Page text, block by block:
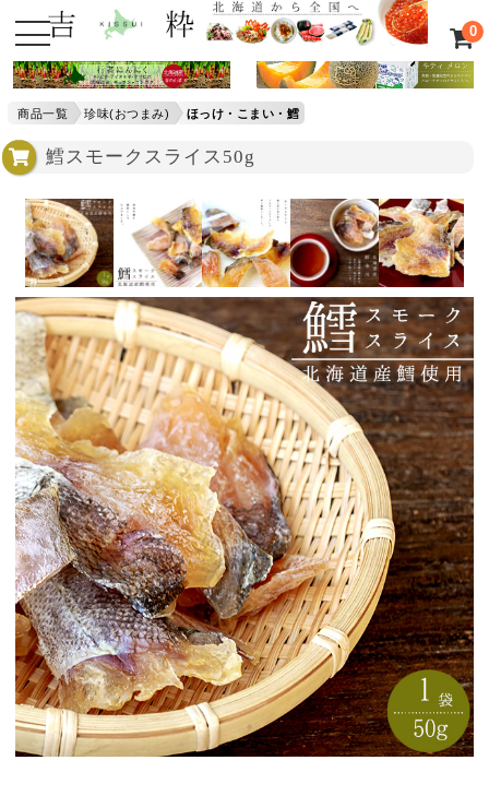
0
商品一覧 珍味(おつまみ) ほっけ・こまい・鱈
鱈スモークスライス50g